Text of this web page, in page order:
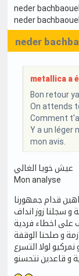
neder
neder
neder
metallica a
Bon retour
On attends
Comment
Y a un léger
mon avis.
عيش خويا الغالي
Mon analyse
قدام جمهورنا
و سجلنا زوز انداف
على اخطاء فردية
و صلحنا الوقفة
لولا التسرع
و قاعدين نتحسنو